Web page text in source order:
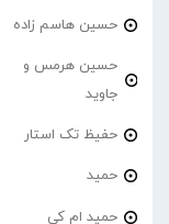
حسین هاسم زاده
حسین هرمس و
جاوید
حفیظ تک استار
حمید
حمید ام کی